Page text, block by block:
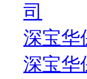
司
深宝华
深宝华